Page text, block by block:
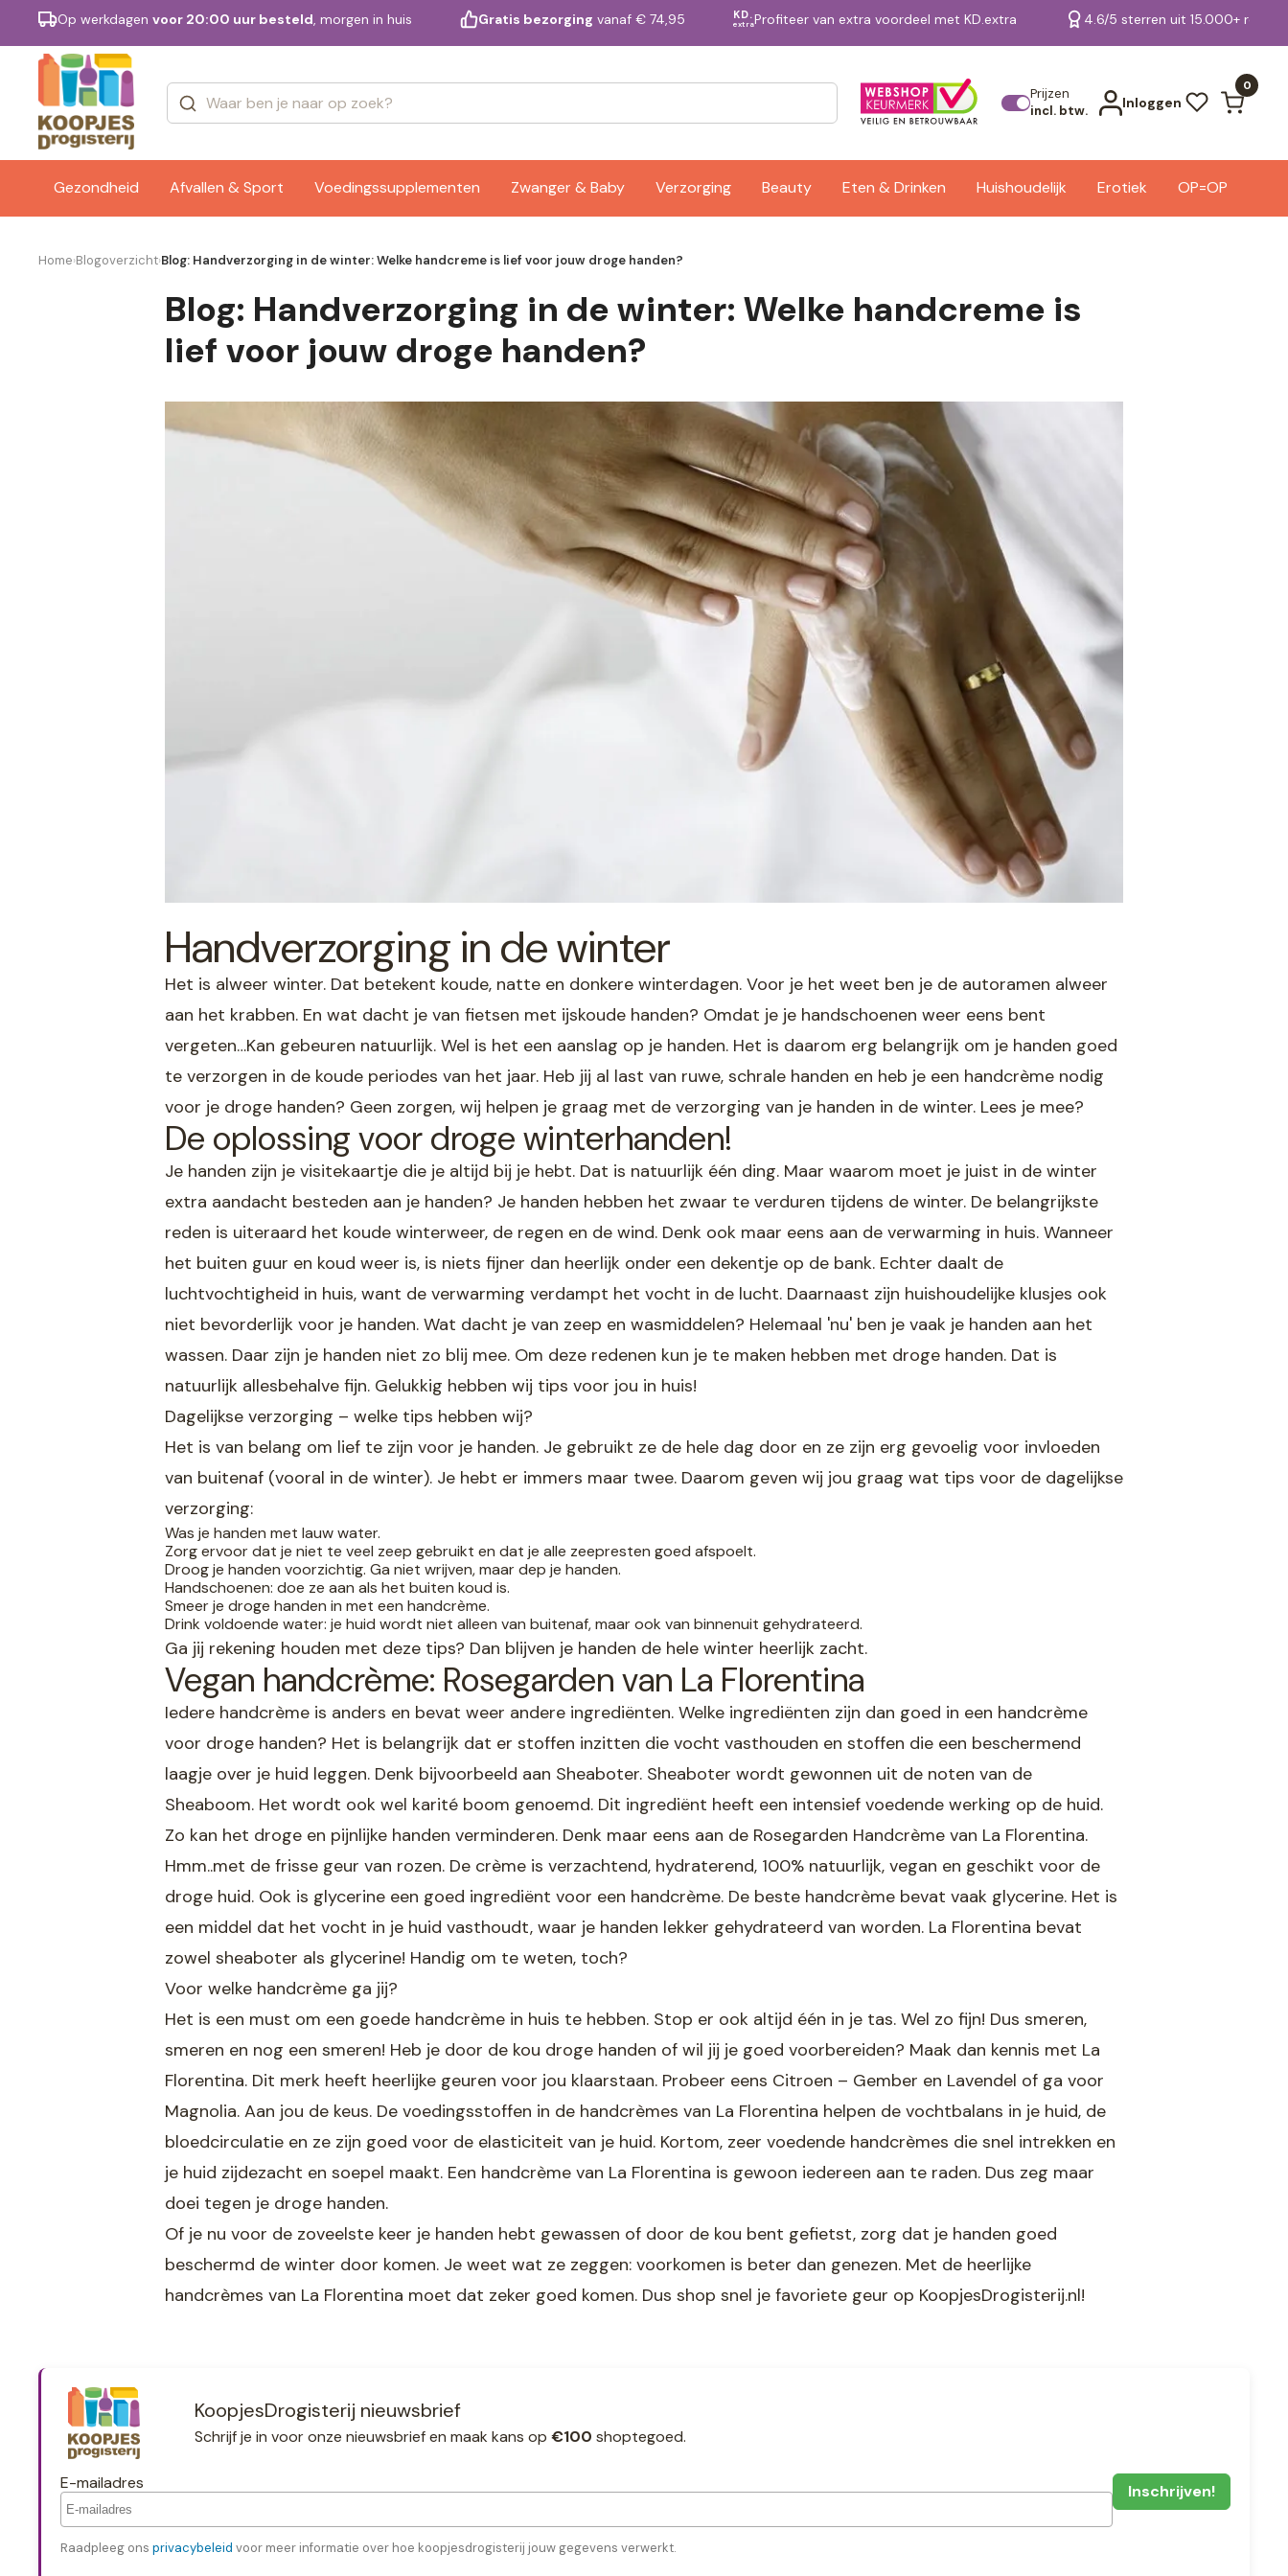
Op werkdagen voor 20:00 uur besteld, morgen in huis Gratis bezorging vanaf € 74,95 KD.
extraProfiteer van extra voordeel met KD.extra 4.6/5 sterren uit 15.000+
Prijzen
incl. btw.
Inloggen
0
Gezondheid Afvallen & Sport Voedingssupplementen Zwanger & Baby Verzorging Beauty Eten & Drinken Huishoudelijk Erotiek OP=OP
Merken Bekijk alle resultaten
Home›Blogoverzicht›Blog: Handverzorging in de winter: Welke handcreme is lief voor jouw droge handen?
Blog: Handverzorging in de winter: Welke handcreme is
lief voor jouw droge handen?
Handverzorging in de winter
Het is alweer winter. Dat betekent koude, natte en donkere winterdagen. Voor je het weet ben je de autoramen alweer
aan het krabben. En wat dacht je van fietsen met ijskoude handen? Omdat je je handschoenen weer eens bent
vergeten…Kan gebeuren natuurlijk. Wel is het een aanslag op je handen. Het is daarom erg belangrijk om je handen goed
te verzorgen in de koude periodes van het jaar. Heb jij al last van ruwe, schrale handen en heb je een handcrème nodig
voor je droge handen? Geen zorgen, wij helpen je graag met de verzorging van je handen in de winter. Lees je mee?
De oplossing voor droge winterhanden!
Je handen zijn je visitekaartje die je altijd bij je hebt. Dat is natuurlijk één ding. Maar waarom moet je juist in de winter
extra aandacht besteden aan je handen? Je handen hebben het zwaar te verduren tijdens de winter. De belangrijkste
reden is uiteraard het koude winterweer, de regen en de wind. Denk ook maar eens aan de verwarming in huis. Wanneer
het buiten guur en koud weer is, is niets fijner dan heerlijk onder een dekentje op de bank. Echter daalt de
luchtvochtigheid in huis, want de verwarming verdampt het vocht in de lucht. Daarnaast zijn huishoudelijke klusjes ook
niet bevorderlijk voor je handen. Wat dacht je van zeep en wasmiddelen? Helemaal 'nu' ben je vaak je handen aan het
wassen. Daar zijn je handen niet zo blij mee. Om deze redenen kun je te maken hebben met droge handen. Dat is
natuurlijk allesbehalve fijn. Gelukkig hebben wij tips voor jou in huis!
Dagelijkse verzorging – welke tips hebben wij?
Het is van belang om lief te zijn voor je handen. Je gebruikt ze de hele dag door en ze zijn erg gevoelig voor invloeden
van buitenaf (vooral in de winter). Je hebt er immers maar twee. Daarom geven wij jou graag wat tips voor de dagelijkse
verzorging:
Was je handen met lauw water.
Zorg ervoor dat je niet te veel zeep gebruikt en dat je alle zeepresten goed afspoelt.
Droog je handen voorzichtig. Ga niet wrijven, maar dep je handen.
Handschoenen: doe ze aan als het buiten koud is.
Smeer je droge handen in met een handcrème.
Drink voldoende water: je huid wordt niet alleen van buitenaf, maar ook van binnenuit gehydrateerd.
Ga jij rekening houden met deze tips? Dan blijven je handen de hele winter heerlijk zacht.
Vegan handcrème: Rosegarden van La Florentina
Iedere handcrème is anders en bevat weer andere ingrediënten. Welke ingrediënten zijn dan goed in een handcrème
voor droge handen? Het is belangrijk dat er stoffen inzitten die vocht vasthouden en stoffen die een beschermend
laagje over je huid leggen. Denk bijvoorbeeld aan Sheaboter. Sheaboter wordt gewonnen uit de noten van de
Sheaboom. Het wordt ook wel karité boom genoemd. Dit ingrediënt heeft een intensief voedende werking op de huid.
Zo kan het droge en pijnlijke handen verminderen. Denk maar eens aan de Rosegarden Handcrème van La Florentina.
Hmm..met de frisse geur van rozen. De crème is verzachtend, hydraterend, 100% natuurlijk, vegan en geschikt voor de
droge huid. Ook is glycerine een goed ingrediënt voor een handcrème. De beste handcrème bevat vaak glycerine. Het is
een middel dat het vocht in je huid vasthoudt, waar je handen lekker gehydrateerd van worden. La Florentina bevat
zowel sheaboter als glycerine! Handig om te weten, toch?
Voor welke handcrème ga jij?
Het is een must om een goede handcrème in huis te hebben. Stop er ook altijd één in je tas. Wel zo fijn! Dus smeren,
smeren en nog een smeren! Heb je door de kou droge handen of wil jij je goed voorbereiden? Maak dan kennis met La
Florentina. Dit merk heeft heerlijke geuren voor jou klaarstaan. Probeer eens Citroen – Gember en Lavendel of ga voor
Magnolia. Aan jou de keus. De voedingsstoffen in de handcrèmes van La Florentina helpen de vochtbalans in je huid, de
bloedcirculatie en ze zijn goed voor de elasticiteit van je huid. Kortom, zeer voedende handcrèmes die snel intrekken en
je huid zijdezacht en soepel maakt. Een handcrème van La Florentina is gewoon iedereen aan te raden. Dus zeg maar
doei tegen je droge handen.
Of je nu voor de zoveelste keer je handen hebt gewassen of door de kou bent gefietst, zorg dat je handen goed
beschermd de winter door komen. Je weet wat ze zeggen: voorkomen is beter dan genezen. Met de heerlijke
handcrèmes van La Florentina moet dat zeker goed komen. Dus shop snel je favoriete geur op KoopjesDrogisterij.nl!
KoopjesDrogisterij nieuwsbrief
Schrijf je in voor onze nieuwsbrief en maak kans op €100 shoptegoed.
E-mailadres
Raadpleeg ons privacybeleid voor meer informatie over hoe koopjesdrogisterij jouw gegevens verwerkt.